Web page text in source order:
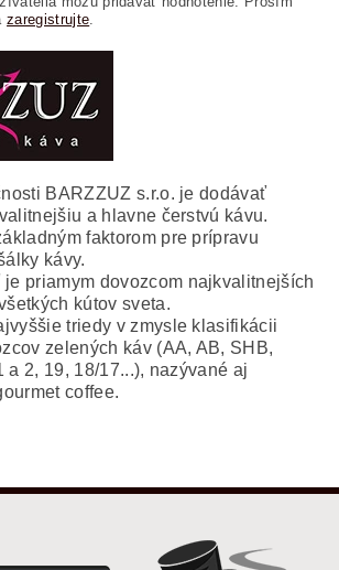
zaregistrujte.
BARZZUZ s.r.o. je dodávať
a hlavne čerstvú kávu.
faktorom pre prípravu
kávy.
priamym dovozcom najkvalitnejších
kútov sveta.
triedy v zmysle klasifikácii
zelených káv (AA, AB, SHB,
a 2, 19, 18/17...), nazývané aj
coffee.